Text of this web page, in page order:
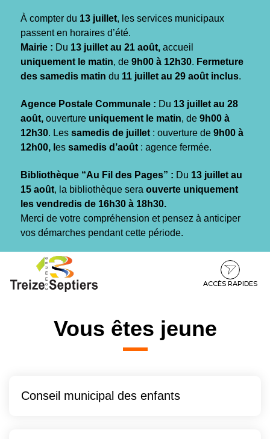
À compter du 13 juillet, les services municipaux
passent en horaires d’été.
Mairie : Du 13 juillet au 21 août, accueil
uniquement le matin, de 9h00 à 12h30. Fermeture
des samedis matin du 11 juillet au 29 août inclus.
Agence Postale Communale : Du 13 juillet au 28
août, ouverture uniquement le matin, de 9h00 à
12h30. Les samedis de juillet : ouverture de 9h00 à
12h00, l es samedis d’août : agence fermée.
Bibliothèque “Au Fil des Pages” : Du 13 juillet au
15 août, la bibliothèque sera ouverte uniquement
les vendredis de 16h30 à 18h30.
Merci de votre compréhension et pensez à anticiper
vos démarches pendant cette période.
contenu
pied
ACCÈS RAPIDES
Vous êtes jeune
Conseil municipal des enfants